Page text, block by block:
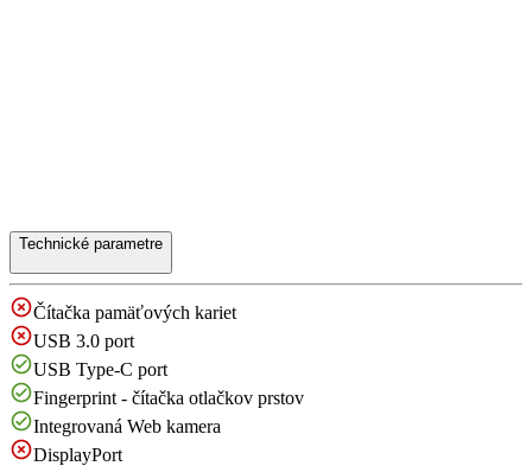
Technické parametre
Čítačka pamäťových kariet
USB 3.0 port
USB Type-C port
Fingerprint - čítačka otlačkov prstov
Integrovaná Web kamera
DisplayPort